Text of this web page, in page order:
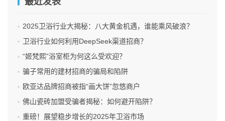
主要手段之一。所以，一些骗子们就大肆利用
引擎的竞价排名来吸引潜在加盟商们的注意。比如，对于搜
竞价的方式排在被搜索的前几名。
于是，那些既不懂加盟知识，又不懂专业知识的外行人就很
容易被所谓的排名给忽悠了，而那些真正有加盟价值的企业
的信息却被忽略了。
2025卫浴行业大揭秘：八大黄金机遇，谁能乘风破浪？
卫浴行业如何利用DeepSeek渠道招商？
“姬梵熙”浴室柜为何这么受欢迎？
骗子常用的建材招商的骗局和陷阱
欧亚达品牌招商被指“画大饼”忽悠商户
佛山瓷砖加盟受骗者揭秘：如何避开陷阱？
重磅！展望稳步增长的2025年卫浴市场